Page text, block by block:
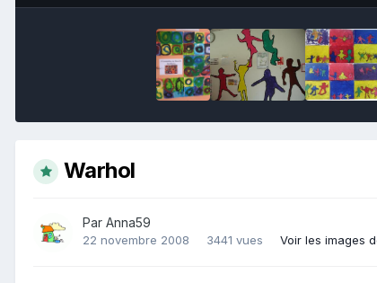
Warhol
Par Anna59
22 novembre 2008 3441 vues Voir les images